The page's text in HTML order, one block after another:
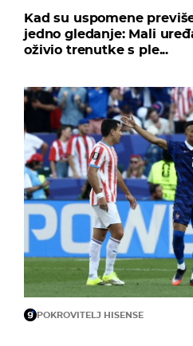
Kad su uspomene
jedno gledanje: Mali
oživio trenutke s ple...
POKROVITELJ HISENSE